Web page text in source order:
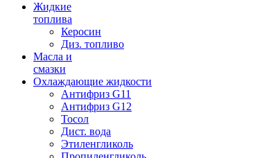
Жидкие
топлива
Керосин
Диз. топливо
Масла и
смазки
Охлаждающие жидкости
Антифриз G11
Антифриз G12
Тосол
Дист. вода
Этиленгликоль